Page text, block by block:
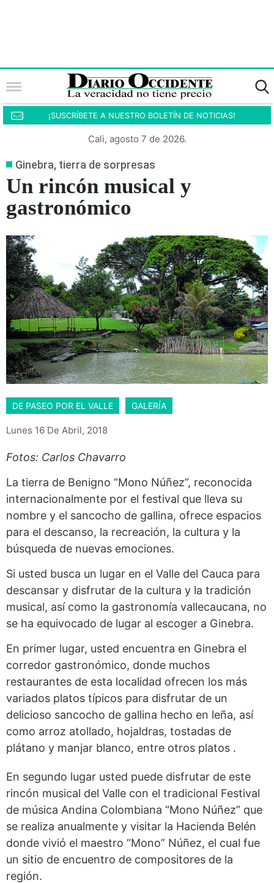
¡SUSCRÍBETE A NUESTRO BOLETÍN DE NOTICIAS!
Cali, agosto 7 de 2026.
Ginebra, tierra de sorpresas
Un rincón musical y
gastronómico
DE PASEO POR EL VALLE GALERÍA
Lunes 16 De Abril, 2018
Fotos: Carlos Chavarro
La tierra de Benigno “Mono Núñez”, reconocida
internacionalmente por el festival que lleva su
nombre y el sancocho de gallina, ofrece espacios
para el descanso, la recreación, la cultura y la
búsqueda de nuevas emociones.
Si usted busca un lugar en el Valle del Cauca para
descansar y disfrutar de la cultura y la tradición
musical, así como la gastronomía vallecaucana, no
se ha equivocado de lugar al escoger a Ginebra.
En primer lugar, usted encuentra en Ginebra el
corredor gastronómico, donde muchos
restaurantes de esta localidad ofrecen los más
variados platos típicos para disfrutar de un
delicioso sancocho de gallina hecho en leña, así
como arroz atollado, hojaldras, tostadas de
plátano y manjar blanco, entre otros platos .
En segundo lugar usted puede disfrutar de este
rincón musical del Valle con el tradicional Festival
de música Andina Colombiana “Mono Núñez” que
se realiza anualmente y visitar la Hacienda Belén
donde vivió el maestro “Mono” Núñez, el cual fue
un sitio de encuentro de compositores de la
región.